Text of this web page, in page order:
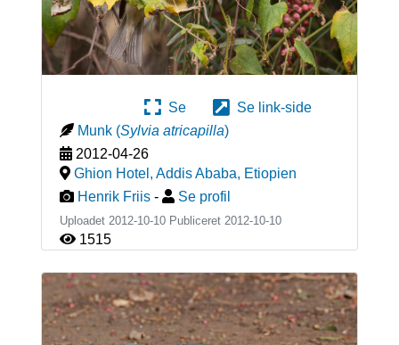
Se
Se link-side
Munk (Sylvia atricapilla)
2012-04-26
Ghion Hotel, Addis Ababa, Etiopien
Henrik Friis - Se profil
Uploadet 2012-10-10 Publiceret 2012-10-10
1515